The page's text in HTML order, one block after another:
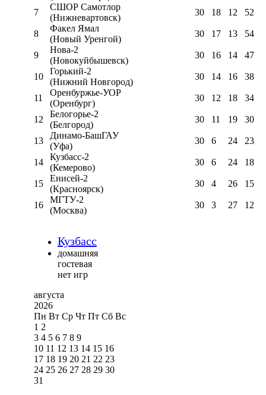
7
СШОР Самотлор
(Нижневартовск)
30 18 12 52
8
Факел Ямал
(Новый Уренгой)
30 17 13 54
9
Нова-2
(Новокуйбышевск)
30 16 14 47
10
Горький-2
(Нижний Новгород)
30 14 16 38
11
Оренбуржье-УОР
(Оренбург)
30 12 18 34
12
Белогорье-2
(Белгород)
30 11 19 30
13
Динамо-БашГАУ
(Уфа)
30 6 24 23
14
Кузбасс-2
(Кемерово)
30 6 24 18
15
Енисей-2
(Красноярск)
30 4 26 15
16
МГТУ-2
(Москва)
30 3 27 12
Кузбасс
домашняя
гостевая
нет игр
августа
2026
Пн Вт Ср Чт Пт Сб Вс
1 2
3 4 5 6 7 8 9
10 11 12 13 14 15 16
17 18 19 20 21 22 23
24 25 26 27 28 29 30
31